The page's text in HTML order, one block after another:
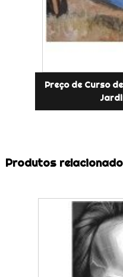
Preço de Curso
Produtos